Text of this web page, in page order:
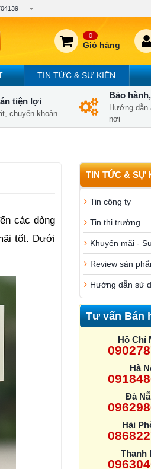
0
Giỏ hàng
TIN TỨC & SỰ KIỆN
tiện lợi
chuyển khoản
Bảo
Hướng dẫn
nơi
TIN TỨC & SỰ
Tin công ty
Tin thị trường
Khuyến mãi -
Review sản
Hướng dẫn sử
Tư vấn Bán
Hồ Chí
Hà
Đà
Hải
Thanh
các dòng
tốt. Dưới